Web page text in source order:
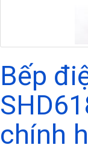
Bếp
chính